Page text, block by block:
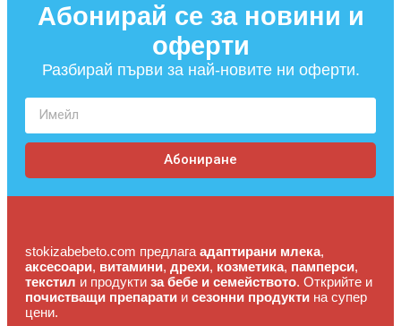
Абонирай се за новини и
оферти​
Разбирай първи за най-новите ни оферти.
Абониране
stokizabebeto.com предлага адаптирани млека,
аксесоари, витамини, дрехи, козметика, памперси,
текстил и продукти за бебе и семейството. Открийте и
почистващи препарати и сезонни продукти на супер
цени.